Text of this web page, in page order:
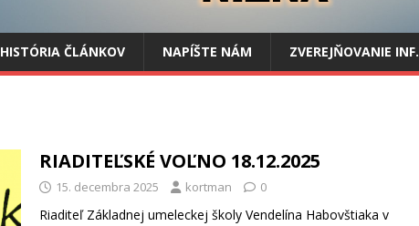
HISTÓRIA ČLÁNKOV NAPÍŠTE NÁM ZVEREJŇOVANIE INF.
RIADITEĽSKÉ VOĽNO 18.12.2025
15. decembra 2025 kortman 0
Riaditeľ Základnej umeleckej školy Vendelína Habovštiaka v